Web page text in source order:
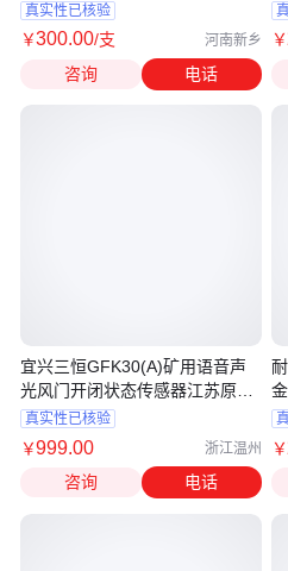
真实性已核验
￥300.00/支 河南新乡
咨询 电话
宜兴三恒GFK30(A)矿用语音声
光风门开闭状态传感器江苏原厂
供应
真实性已核验
￥999.00 浙江温州
咨询 电话
￥
￥